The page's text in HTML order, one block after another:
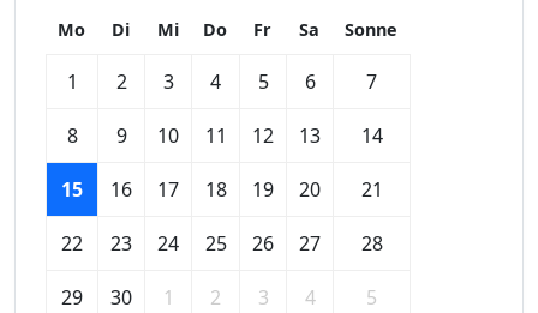
Mo Di Mi Do Fr Sa Sonne
1 2 3 4 5 6 7
8 9 10 11 12 13 14
15 16 17 18 19 20 21
22 23 24 25 26 27 28
29 30 1 2 3 4 5